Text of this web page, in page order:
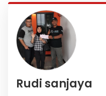
Rudi sanjaya